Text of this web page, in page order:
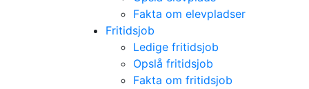
Fakta om elevpladser
Fritidsjob
Ledige fritidsjob
Opslå fritidsjob
Fakta om fritidsjob